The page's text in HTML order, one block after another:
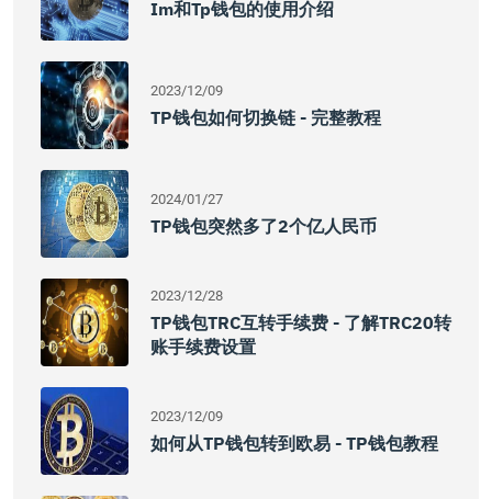
Im和tp钱包的使用介绍
2023/12/09
TP钱包如何切换链 - 完整教程
2024/01/27
TP钱包突然多了2个亿人民币
2023/12/28
TP钱包TRC互转手续费 - 了解TRC20转
账手续费设置
2023/12/09
如何从TP钱包转到欧易 - TP钱包教程